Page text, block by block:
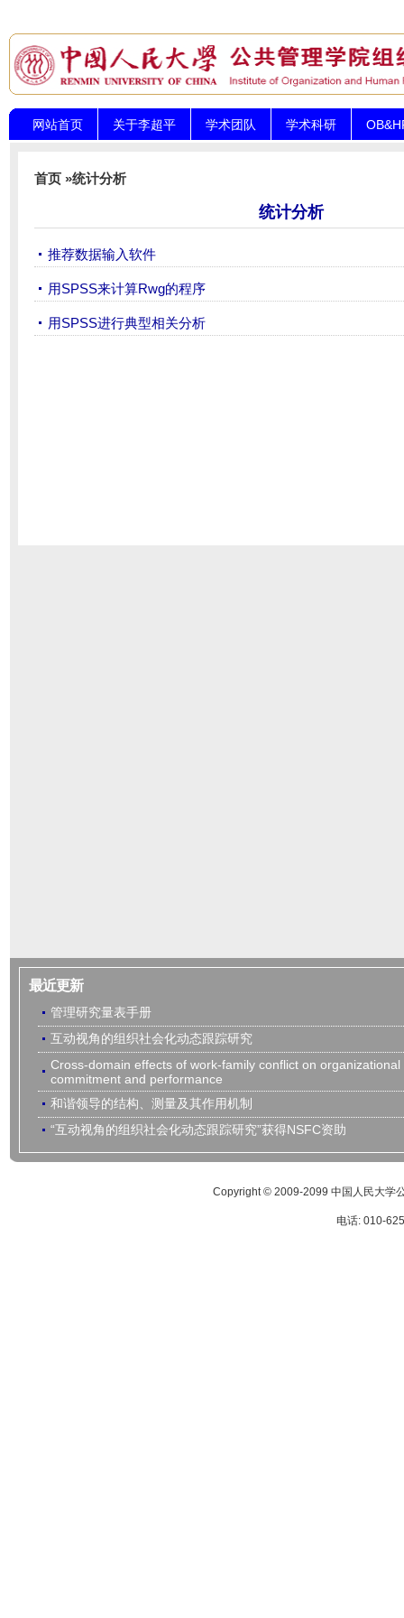
网站首页 关于李超平 学术团队 学术科研
首页»统计分析
统计分析
推荐数据输入软件
用SPSS来计算Rwg的程序
用SPSS进行典型相关分析
最近更新
管理研究量表手册
互动视角的组织社会化动态跟踪研究
Cross-domain effects of work-family conflict on organizational
commitment and performance
和谐领导的结构、测量及其作用机制
“互动视角的组织社会化动态跟踪研究”获得NSFC资助
Copyright © 2009-2099 中国人民大学
电话: 010-